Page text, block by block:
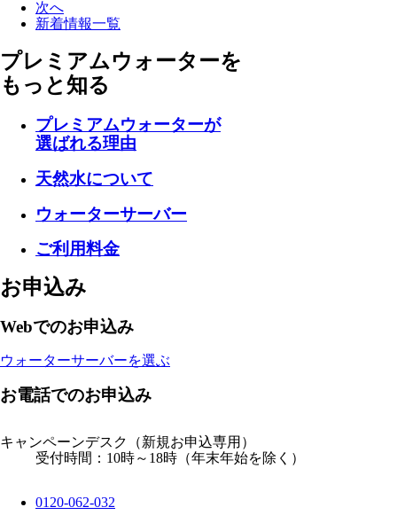
次へ
新着情報一覧
プレミアムウォーターを
もっと知る
プレミアムウォーターが
選ばれる理由
天然水について
ウォーターサーバー
ご利用料金
お申込み
Webでのお申込み
ウォーターサーバーを選ぶ
お電話でのお申込み
キャンペーンデスク
（新規お申込専用）
受付時間：10時～18時（年末年始を除く）
0120-062-032